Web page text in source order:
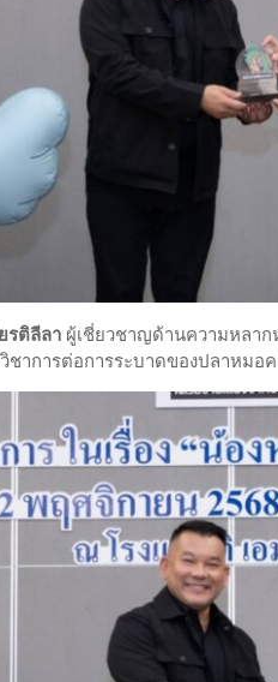
รติลีลา ผู้เชี่ยวชาญด้านความหลา
ชาการต่อการระบาดของปลาหมอค